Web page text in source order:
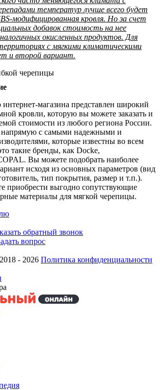
температур лучше всего будет
модифицированная кровля. Но за счет
добавок стоимость на нее
окисленных продуктов. Для
с мягкими климатическими
и второй вариант.
интернет-магазина представлен широкий
кровли, которую вы можете заказать и
стоимости из любого региона России.
с самыми надежными и
которые известны во всем
такие бренды, как Docke,
Вы можете подобрать наиболее
исходя из основных параметров (вид
тип покрытия, размер и т.п.).
приобрести выгодно сопутствующие
материалы для мягкой черепицы.
обратный звонок
вопрос
- 2026 Политика конфиденциальности